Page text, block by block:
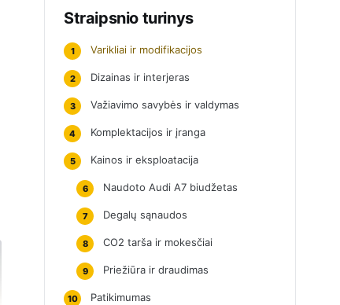
Straipsnio turinys
1 Varikliai ir modifikacijos
2 Dizainas ir interjeras
3 Važiavimo savybės ir valdymas
4 Komplektacijos ir įranga
5 Kainos ir eksploatacija
6 Naudoto Audi A7 biudžetas
7 Degalų sąnaudos
8 CO2 tarša ir mokesčiai
9 Priežiūra ir draudimas
10 Patikimumas